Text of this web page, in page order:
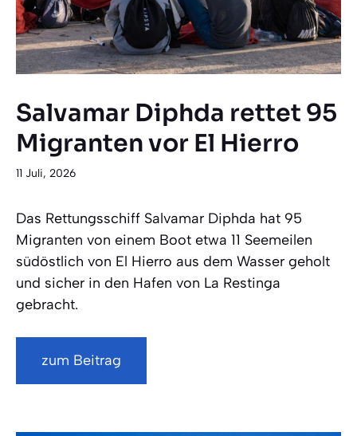
Salvamar Diphda rettet 95
Migranten vor El Hierro
11 Juli, 2026
Das Rettungsschiff Salvamar Diphda hat 95
Migranten von einem Boot etwa 11 Seemeilen
südöstlich von El Hierro aus dem Wasser geholt
und sicher in den Hafen von La Restinga
gebracht.
zum Beitrag